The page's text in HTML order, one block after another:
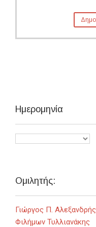
Ημερομηνία
Ομιλητής:
Γιώργος Π. Αλεξανδρής
Φιλήμων Τυλλιανάκης